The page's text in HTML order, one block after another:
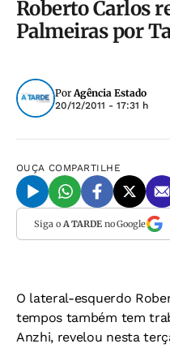
Roberto Carlos
Palmeiras por
PorAgência Estado
20/12/2011 - 17:31 h
OUÇA COMPARTILHE
Siga o A TARDEno Google
O lateral-esquerdo
tempos também tem
Anzhi, revelou nesta